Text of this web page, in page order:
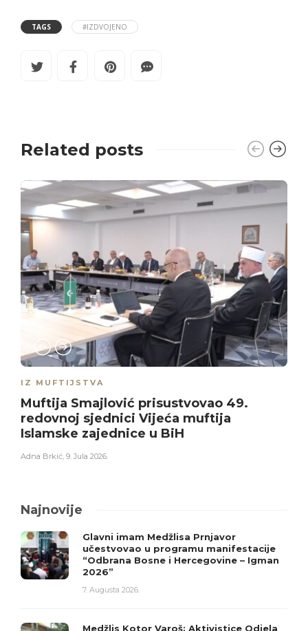
TAGS #IZDVOJENO
Related posts
IZ MUFTIJSTVA
Muftija Smajlović prisustvovao 49.
redovnoj sjednici Vijeća muftija
Islamske zajednice u BiH
Adna Brkić, 9. Jula 2026.
Najnovije
Glavni imam Medžlisa Prnjavor
učestvovao u programu manifestacije
“Odbrana Bosne i Hercegovine – Igman
2026”
7. Augusta 2026.
Medžlis Kotor Varoš: Aktivistice Odjela